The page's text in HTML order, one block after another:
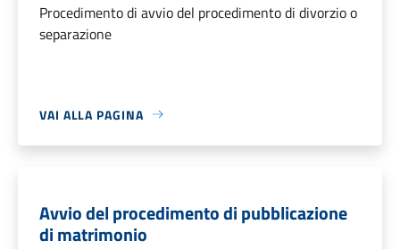
Procedimento di avvio del procedimento di divorzio o
separazione
VAI ALLA PAGINA
Avvio del procedimento di pubblicazione
di matrimonio